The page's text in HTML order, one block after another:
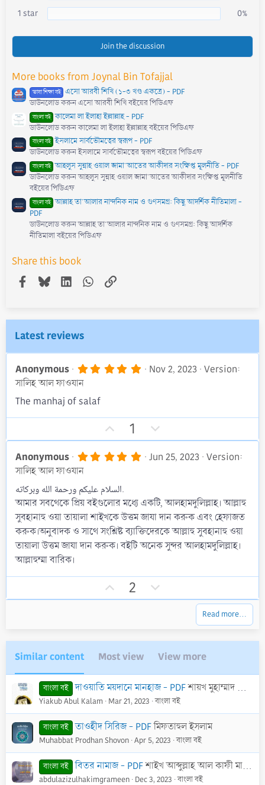
1 star
0%
Join the discussion
More books from Joynal Bin Tofajjal
ভাষা শিক্ষা বই এসো আরবী শিখি (১-৩ খণ্ড একত্রে) - PDF
ডাউনলোড করুন এসো আরবী শিখি বইয়ের পিডিএফ
বাংলা বই কালেমা লা ইলাহা ইল্লাল্লাহ - PDF
ডাউনলোড করুন কালেমা লা ইলাহা ইল্লাল্লাহ বইয়ের পিডিএফ
বাংলা বই ইসলামে সার্বভৌমত্বের স্বরূপ - PDF
ডাউনলোড করুন ইসলামে সার্বভৌমত্বের স্বরূপ বইয়ের পিডিএফ
বাংলা বই আহলুস সুন্নাহ ওয়াল জামা'আতের আকীদার সংক্ষিপ্ত মূলনীতি - PDF
ডাউনলোড করুন আহলুস সুন্নাহ ওয়াল জামা'আতের আকীদার সংক্ষিপ্ত মূলনীতি
বইয়ের পিডিএফ
বাংলা বই আল্লাহ তা'আলার নান্দনিক নাম ও গুণসমগ্র: কিছু আদর্শিক নীতিমালা -
PDF
ডাউনলোড করুন আল্লাহ তা'আলার নান্দনিক নাম ও গুণসমগ্র: কিছু আদর্শিক
নীতিমালা বইয়ের পিডিএফ
Share this book
Facebook
BlueskyLinkedInWhatsApp
Link
Latest reviews
Anonymous 5
t
(
s
Nov 2, 2023 Version:
সালিহ আল ফাওযান
The manhaj of salaf
p
v
t
e
1
o
w
o
t
e
Anonymous 5
t
a
r
(
s
)
Jun 25, 2023 Version:
সালিহ আল ফাওযান
السلام عليكم ورحمة الله وبركاته.
আমার সবথেকে প্রিয় বইগুলোর মধ্যে একটি, আলহামদুলিল্লাহ। আল্লাহু
সুবহানাহু ওয়া তায়ালা শাইখকে উত্তম জাযা দান করুক এবং হেফাজত
করুক।অনুবাদক ও সাথে সংশ্লিষ্ট ব্যাক্তিদেরকে আল্লাহু সুবহানাহু ওয়া
তায়ালা উত্তম জাযা দান করুক। বইটি অনেক সুন্দর আলহামদুলিল্লাহ।
আল্লাহুম্মা বারিক।
p
t
e
2
o
v
o
t
e
Read more…
Similar content Most view View more
বাংলা বই দাওয়াতি ময়দানে মানহাজ - PDFশায়খ মুহাম্মাদ বিন রমাযান আল-হাজীরি
Yiakub Abul Kalam Mar 21, 2023 বাংলা বই
বাংলা বই তাওহীদ সিরিজ - PDFমিফতাহুল ইসলাম
Muhabbat Prodhan Shovon Apr 5, 2023 বাংলা বই
বাংলা বই বিতর নামাজ - PDFশাইখ আব্দুল্লাহ আল কাফী মাদানী
abdulazizulhakimgrameen Dec 3, 2023 বাংলা বই